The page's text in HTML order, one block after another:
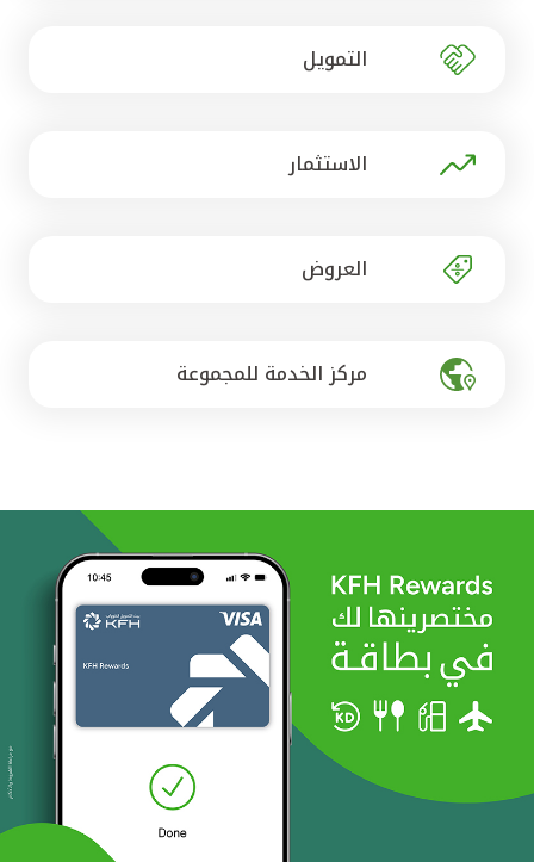
مصر
التمويل
الاستثمار
العروض
مركز الخدمة للمجموعة